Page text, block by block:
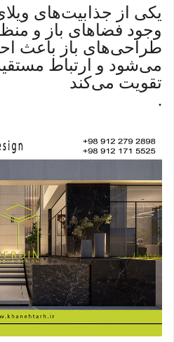
یکی از جذابیت‌های
وجود فضاهای باز و
طراحی‌های باز باعث
می‌شود و ارتباط
تقویت می‌کند
.